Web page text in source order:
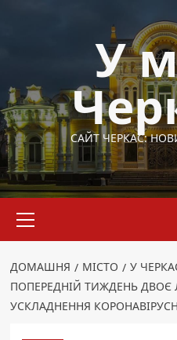
У
САЙТ ЧЕРКАС:
меню
ДОМАШНЯ МІСТО
У
ПОПЕРЕДНІЙ ТИЖДЕНЬ
УСКЛАДНЕННЯ